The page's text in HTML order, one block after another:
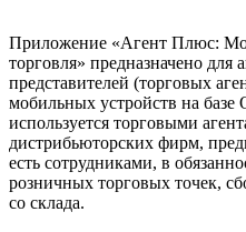
Приложение «Агент Плюс:
торговля» предназначено для
представителей (торговых
мобильных устройств на
используется торговыми
дистрибьюторских фирм,
есть сотрудниками, в
розничных торговых точек,
со склада.